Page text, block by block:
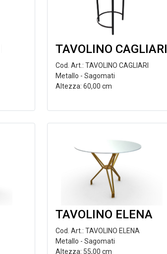
TAVOLINO CAGLIARI
Cod. Art.: TAVOLINO CAGLIARI
Metallo - Sagomati
Altezza: 60,00 cm
TAVOLINO ELENA
Cod. Art.: TAVOLINO ELENA
Metallo - Sagomati
Altezza: 55,00 cm